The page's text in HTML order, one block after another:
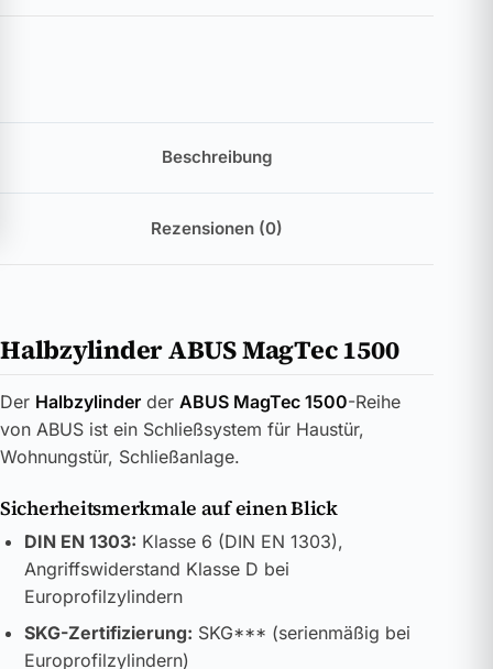
Beschreibung
Rezensionen (0)
Halbzylinder ABUS MagTec 1500
Der Halbzylinder der ABUS MagTec 1500-Reihe
von ABUS ist ein Schließsystem für Haustür,
Wohnungstür, Schließanlage.
Sicherheitsmerkmale auf einen Blick
DIN EN 1303: Klasse 6 (DIN EN 1303),
Angriffswiderstand Klasse D bei
Europrofilzylindern
SKG-Zertifizierung: SKG*** (serienmäßig bei
Europrofilzylindern)